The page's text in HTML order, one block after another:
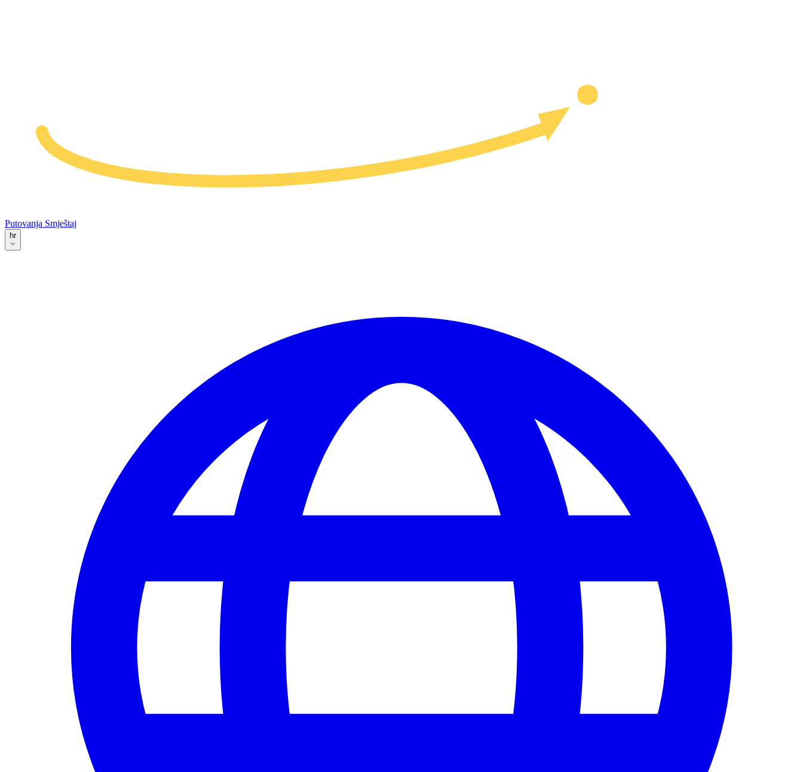
Putovanja Smještaj
hr